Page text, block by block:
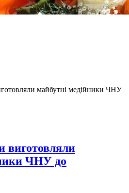
майбутні медійники ЧНУ
виготовляли
ЧНУ до